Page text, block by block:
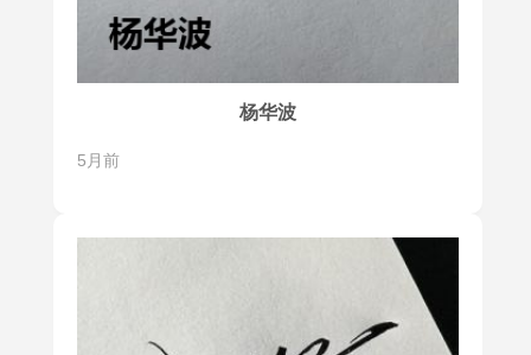
杨华波
5月前